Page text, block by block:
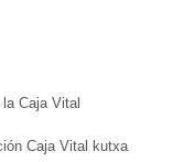
Caja Vital
Caja Vital kutxa